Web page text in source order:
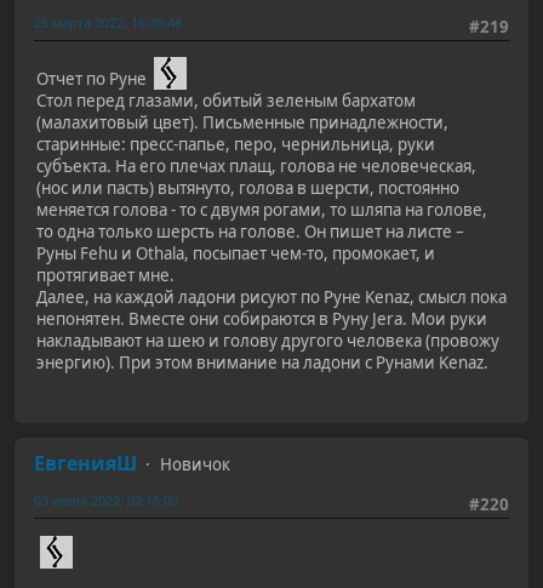
#219
25 марта 2022, 16:30:48
Отчет по Руне
Стол перед глазами, обитый зеленым бархатом
(малахитовый цвет). Письменные принадлежности,
старинные: пресс-папье, перо, чернильница, руки
субъекта. На его плечах плащ, голова не человеческая,
(нос или пасть) вытянуто, голова в шерсти, постоянно
меняется голова - то с двумя рогами, то шляпа на голове,
то одна только шерсть на голове. Он пишет на листе –
Руны Fehu и Othala, посыпает чем-то, промокает, и
протягивает мне.
Далее, на каждой ладони рисуют по Руне Kenaz, смысл пока
непонятен. Вместе они собираются в Руну Jera. Мои руки
накладывают на шею и голову другого человека (провожу
энергию). При этом внимание на ладони с Рунами Kenaz.
ЕвгенияШ
Новичок
#220
03 июня 2022, 02:16:00